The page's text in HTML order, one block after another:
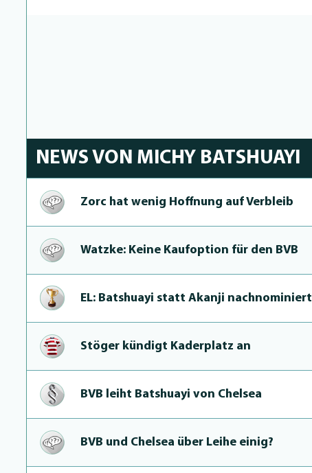
NEWS VON MICHY BATSHUAYI
Zorc hat wenig Hoffnung auf Verbleib
Watzke: Keine Kaufoption für den BVB
EL: Batshuayi statt Akanji nachnomi­niert
Stöger kündigt Kaderplatz an
BVB leiht Batshuayi von Chelsea
BVB und Chelsea über Leihe einig?